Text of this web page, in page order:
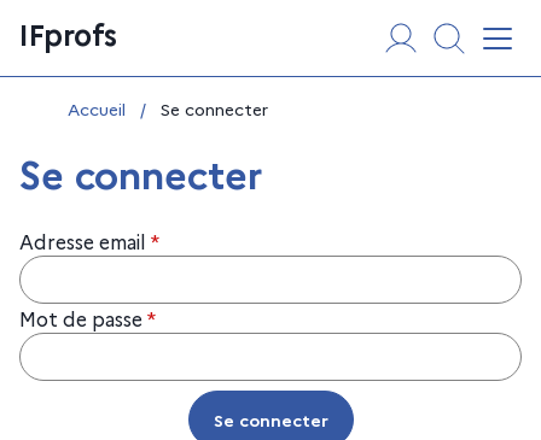
au
contenu
IFprofs
Vous êtes ici :
Accueil / Se connecter
Se connecter
Adresse email *
Mot de passe *
Se connecter
Se connecter